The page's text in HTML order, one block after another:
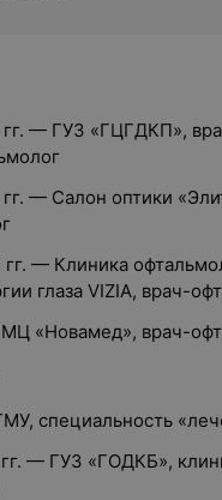
— ГУЗ «ГЦГДКП»,
— Салон оптики
— Клиника
глаза VIZIA, врач-
«Новамед», врач-
специальность
— ГУЗ «ГОДКБ»,